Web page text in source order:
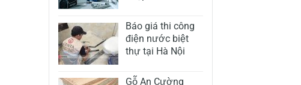
Báo giá thi công
điện nước biệt
thự tại Hà Nội
Gỗ An Cường